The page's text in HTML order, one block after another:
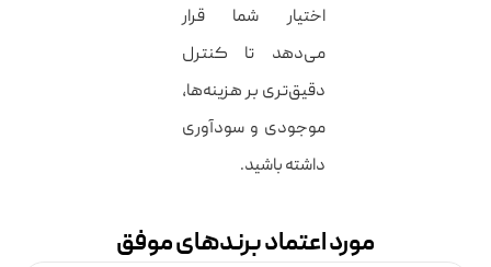
اختیار شما قرار
می‌دهد تا کنترل
دقیق‌تری بر هزینه‌ها،
موجودی و سودآوری
داشته باشید.
مورد اعتماد برندهای موفق